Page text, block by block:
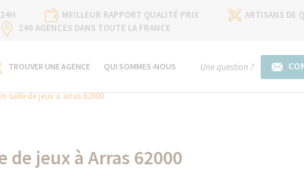
MEILLEUR RAPPORT QUALITÉ PRIX
ARTISANS DE
240 AGENCES DANS TOUTE LA FRANCE
TROUVER UNE AGENCE QUI SOMMES-NOUS Une question ?
salle de jeux à arras 62000
jeux à Arras 62000